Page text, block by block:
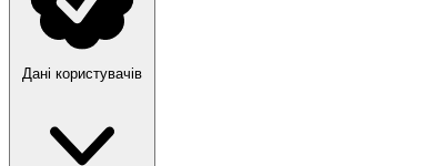
Дані користувачів